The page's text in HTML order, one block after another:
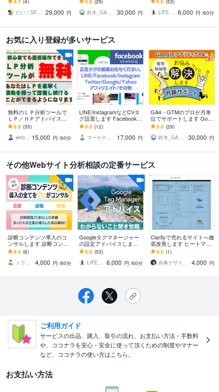
化でAIに選ばれるサイト
へ
だい｜SEOコンサルタント 29,000 円
のお悩みをすぐに解決！
鈴木_GAコンサルタント
30,000 円
オチャットで設定をアド
バイスします
LIFELOG
6,000 円 /60分
お気に入り登録が多いサービス
無料のＬＰ分析ツールで
ＬＰ／ＨＰアドバイスし
ます ”何となく改善”をヤ
メて完璧な根拠のある改
善方法をあなたへ
5.0 (35)
webマーケコンサルタント 若林 潤 15,000 円 /60分
LINE/InstagramなどCVタ
グ設置します Facebook/In
stagramの各種広告タグの
設置
5.0 (12)
マーケティング・コンシェルジュ
17,000 円
GA4・GTMのプロが月単
位でサポートします Goog
leアナリティクス・GTM
のお悩みをすぐに解決！
5.0 (29)
鈴木_GAコンサルタント
30,000 円
その他Webサイト分析相談の定番サービス
診断コンテンツ導入のコ
ンサルします 診断コンテ
ンツ導入に関する不安を
専門家が解消します
5.0 (6)
トライフィール
4,000 円 /60分
Googleタグマネージャー
の設定アドバイスします
GTMを覚えたい方、ビデ
オチャットで設定をアド
バイスします
5.0 (53)
LIFELOG
6,000 円 /60分
Clarityで売れるサイトへ徹
底改善します ヒートマッ
プで離脱原因を特定！成
果に繋がる改善案を提案
します
5.0 (1)
赤鼻デザインAllways＠本質を形へ
4,000 円
ご利用ガイド
サービスの出品、購入、取引の流れ、お支払い方法・手数料
や、ココナラを安心・安全に使って頂くための制度やマナー
など、ココナラの使い方はこちら。
お支払い方法